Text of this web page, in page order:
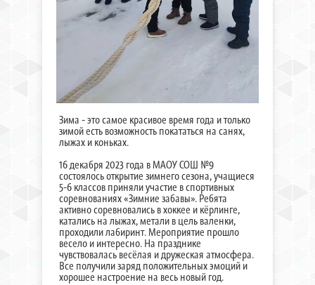
Зима - это самое красивое время года и только
зимой есть возможность покататься на санях,
лыжах и коньках.
16 декабря 2023 года в МАОУ СОШ №9
состоялось открытие зимнего сезона, учащиеся
5-6 классов приняли участие в спортивных
соревнованиях «Зимние забавы». Ребята
активно соревновались в хоккее и кёрлинге,
катались на лыжах, метали в цель валенки,
проходили лабиринт. Мероприятие прошло
весело и интересно. На празднике
чувствовалась весёлая и дружеская атмосфера.
Все получили заряд положительных эмоций и
хорошее настроение на весь новый год.